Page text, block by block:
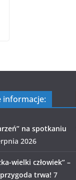
informacje:
na spotkaniu
2026
wielki człowiek” –
trwa! 7